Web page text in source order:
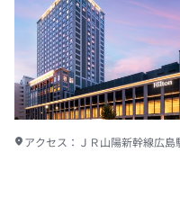
アクセス： ＪＲ山陽新幹線広